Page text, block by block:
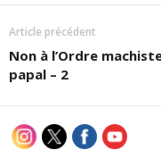
Article précédent
Non à l’Ordre
papal – 2